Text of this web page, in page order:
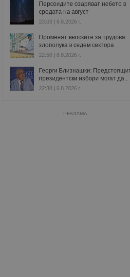
Персеидите озаряват небето в
средата на август
23:03 | 6.8.2026 г.
Променят вноските за трудова
злополука в седем сектора
22:58 | 6.8.2026 г.
Георги Близнашки:
президентски избори могат да...
22:38 | 6.8.2026 г.
РЕКЛАМА